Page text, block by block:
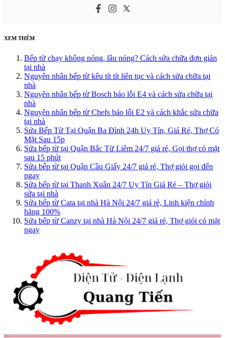
XEM THÊM
Bếp từ chạy không nóng, lâu nóng? Cách sửa chữa đơn giản
tại nhà
Nguyên nhân bếp từ kêu tít tít liên tục và cách sửa chữa tại
nhà
Nguyên nhân bếp từ Bosch báo lỗi E4 và cách sửa chữa tại
nhà
Nguyên nhân bếp từ Chefs báo lỗi E2 và cách khắc sửa chữa
tại nhà
Sửa Bếp Từ Tại Quận Ba Đình 24h Uy Tín, Giá Rẻ, Thợ Có
Mặt Sau 15p
Sửa bếp từ tại Quận Bắc Từ Liêm 24/7 giá rẻ, Gọi thợ có mặt
sau 15 phút
Sửa bếp từ tại Quận Cầu Giấy 24/7 giá rẻ, Thợ giỏi gọi đến
ngay
Sửa bếp từ tại Thanh Xuân 24/7 Uy Tín Giá Rẻ – Thợ giỏi
sửa tại nhà
Sửa bếp từ Cata tại nhà Hà Nội 24/7 giá rẻ, Linh kiện chính
hãng 100%
Sửa bếp từ Canzy tại nhà Hà Nội 24/7 giá rẻ, Thợ giỏi có mặt
ngay